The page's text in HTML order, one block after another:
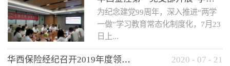
为纪念建党99周年，深入推进“两学
一做”学习教育常态化制度化，7月23
日上...
华西保险经纪召开2019年度领导班子述职考核工作会 2020 - 07 - 21